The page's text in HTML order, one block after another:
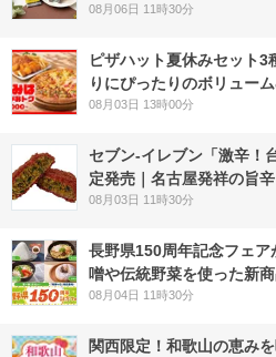
08月06日 11時30分
ピザハット夏休みセット3
りにぴったりのボリュー
08月03日 13時00分
セブン-イレブン「激辛！
定発売｜名古屋発祥の旨
08月03日 11時30分
長野県150周年記念フェ
噌や伝統野菜を使った新
08月04日 11時30分
関西限定！和歌山の恵み